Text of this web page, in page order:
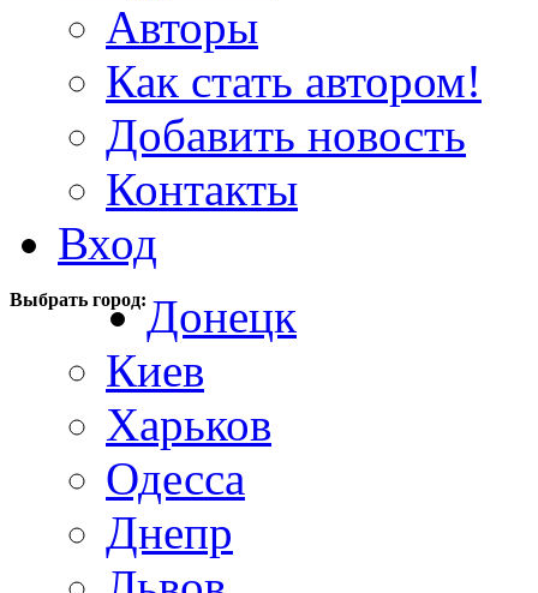
Авторы
Как стать автором!
Добавить новость
Контакты
Вход
Выбрать город:Донецк
Киев
Харьков
Одесса
Днепр